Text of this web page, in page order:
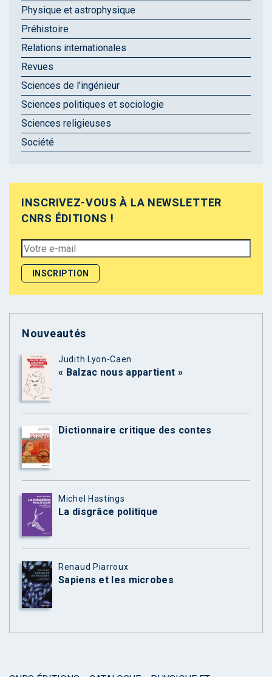
Physique et astrophysique
Préhistoire
Relations internationales
Revues
Sciences de l'ingénieur
Sciences politiques et sociologie
Sciences religieuses
Société
INSCRIVEZ-VOUS À LA NEWSLETTER
CNRS ÉDITIONS !
Nouveautés
Judith Lyon-Caen
« Balzac nous appartient »
Dictionnaire critique des contes
Michel Hastings
La disgrâce politique
Renaud Piarroux
Sapiens et les microbes